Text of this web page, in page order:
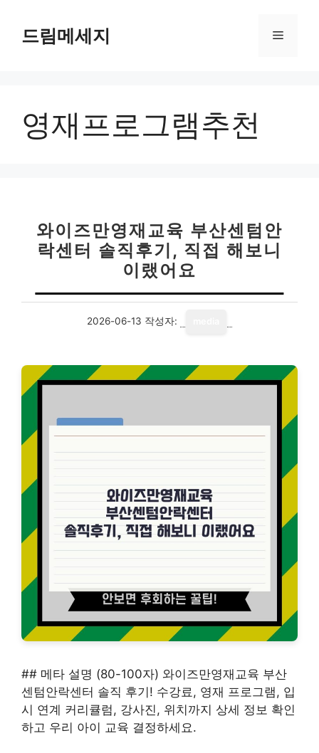
드림메세지 메
영재프로그램추천
와이즈만영재교육 부산센텀안
락센터 솔직후기, 직접 해보니
이랬어요
2026-06-13 작성자:
## 메타 설명 (80-100자) 와이즈만영재교육 부산
센텀안락센터 솔직 후기! 수강료, 영재 프로그램, 입
시 연계 커리큘럼, 강사진, 위치까지 상세 정보 확인
하고 우리 아이 교육 결정하세요.